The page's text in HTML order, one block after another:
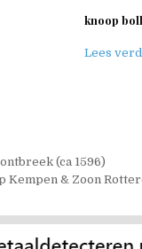
knoop
Lees
(ca 1596)
Kempen & Zoon